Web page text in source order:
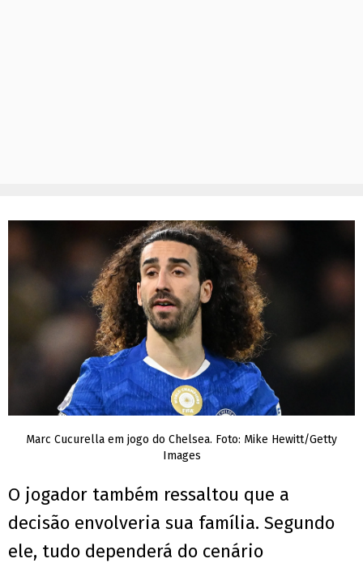
Marc Cucurella em jogo do Chelsea. Foto: Mike Hewitt/Getty
Images
O jogador também ressaltou que a
decisão envolveria sua família. Segundo
ele, tudo dependerá do cenário